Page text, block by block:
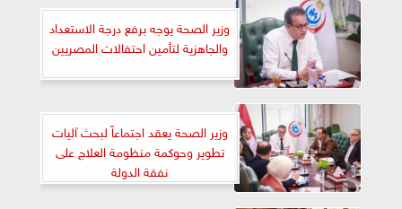
وزير الصحة يوجه برفع درجة الاستعداد
والجاهزية لتأمين احتفالات المصريين
وزير الصحة يعقد اجتماعاً لبحث آليات
تطوير وحوكمة منظومة العلاج على
نفقة الدولة